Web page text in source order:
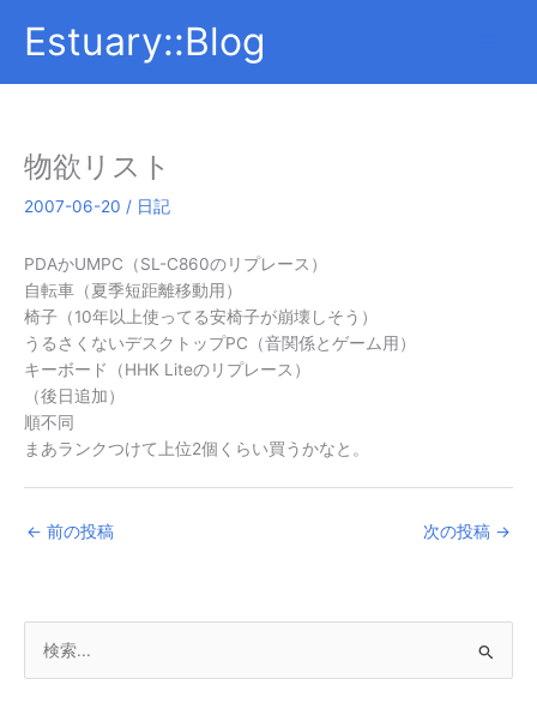
Estuary::Blog
物欲リスト
2007-06-20 / 日記
PDAかUMPC（SL-C860のリプレース）
自転車（夏季短距離移動用）
椅子（10年以上使ってる安椅子が崩壊しそう）
うるさくないデスクトップPC（音関係とゲーム用）
キーボード（HHK Liteのリプレース）
（後日追加）
順不同
まあランクつけて上位2個くらい買うかなと。
← 前の投稿 次の投稿 →